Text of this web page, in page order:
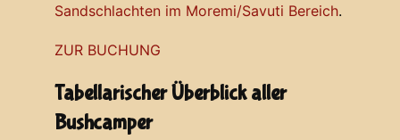
Sandschlachten im Moremi/Savuti Bereich.
ZUR BUCHUNG
Tabellarischer Überblick aller
Bushcamper